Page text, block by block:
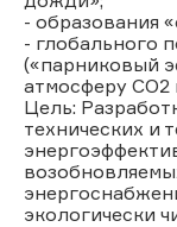
- образования
- глобального
(«парниковый
атмосферу СО2
Цель:
технических и
экологически